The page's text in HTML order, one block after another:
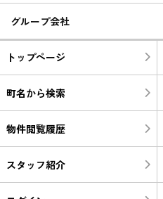
グループ会社
トップページ
町名から検索
物件閲覧履歴
スタッフ紹介